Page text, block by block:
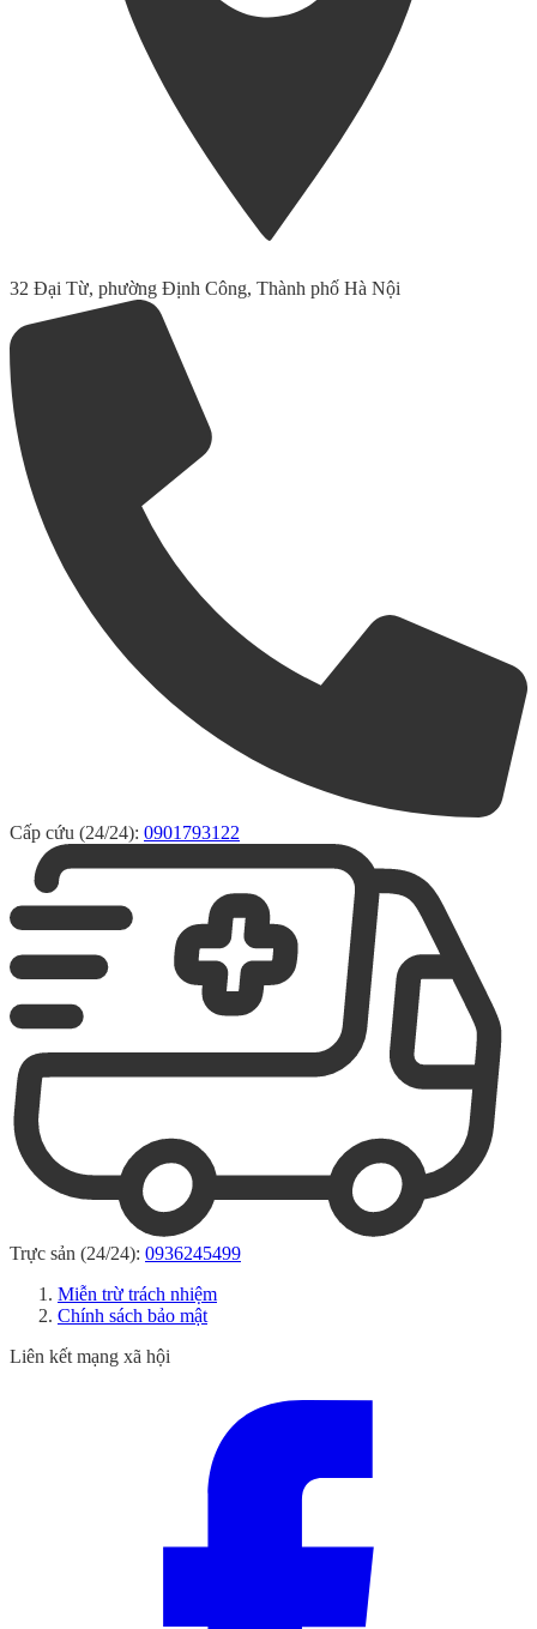
32 Đại Từ, phường Định Công, Thành phố Hà Nội
Cấp cứu (24/24): 0901793122
Trực sản (24/24): 0936245499
Miễn trừ trách nhiệm
Chính sách bảo mật
Liên kết mạng xã hội